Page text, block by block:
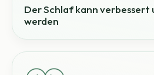
Der Schlaf kann verbessert
werden